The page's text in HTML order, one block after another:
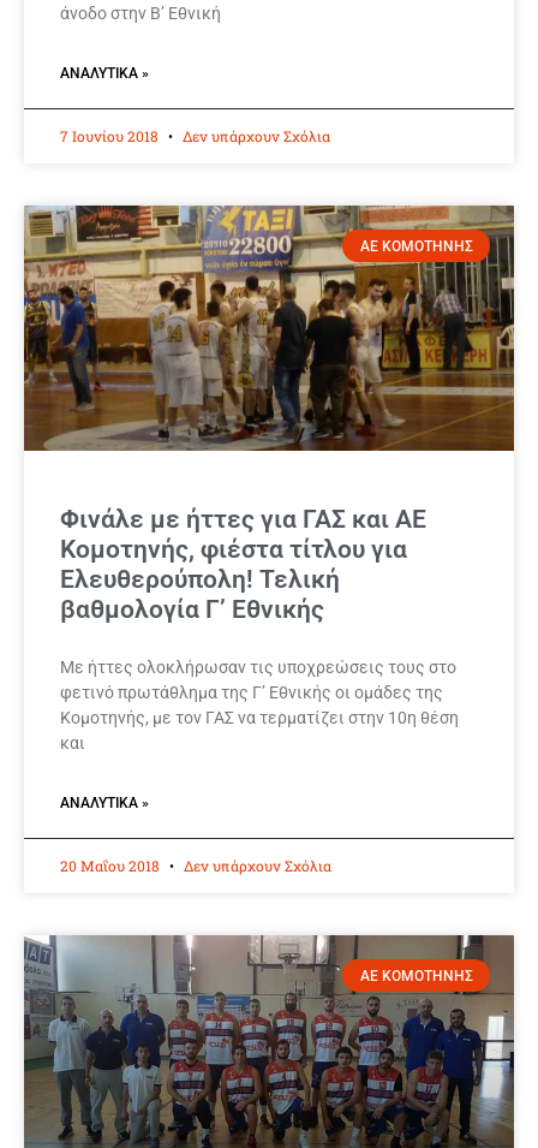
άνοδο στην Β’ Εθνική
ΑΝΑΛΥΤΙΚΆ »
7 Ιουνίου 2018 Δεν υπάρχουν Σχόλια
ΑΕ ΚΟΜΟΤΗΝΗΣ
Φινάλε με ήττες για ΓΑΣ και ΑΕ
Κομοτηνής, φιέστα τίτλου για
Ελευθερούπολη! Τελική
βαθμολογία Γ’ Εθνικής
Με ήττες ολοκλήρωσαν τις υποχρεώσεις τους στο
φετινό πρωτάθλημα της Γ’ Εθνικής οι ομάδες της
Κομοτηνής, με τον ΓΑΣ να τερματίζει στην 10η θέση
και
ΑΝΑΛΥΤΙΚΆ »
20 Μαΐου 2018 Δεν υπάρχουν Σχόλια
ΑΕ ΚΟΜΟΤΗΝΗΣ